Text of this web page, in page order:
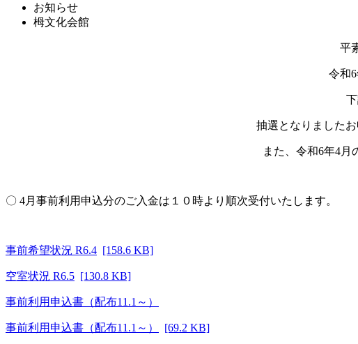
お知らせ
栂文化会館
平
令和
抽選となりました
また、令和6年4月
〇 4月事前利用申込分のご入金は１０時より順次受付いたします。
事前希望状況 R6.4 [158.6 KB]
空室状況 R6.5 [130.8 KB]
事前利用申込書（配布11.1～）
事前利用申込書（配布11.1～） [69.2 KB]